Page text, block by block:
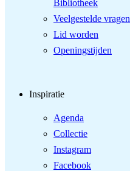
Bibliotheek
Veelgestelde vragen
Lid worden
Openingstijden
Inspiratie
Agenda
Collectie
Instagram
Facebook